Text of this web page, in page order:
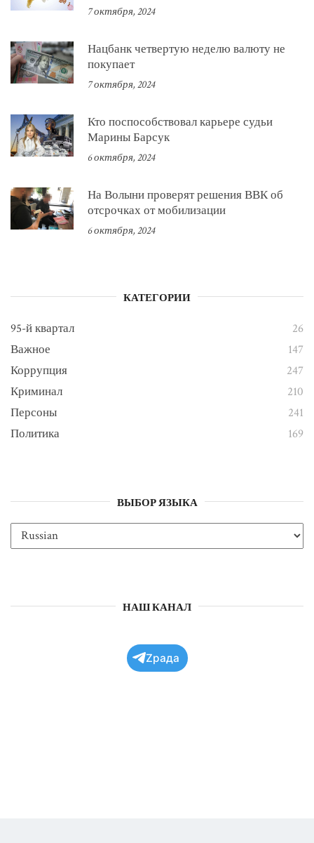
7 октября, 2024
Нацбанк четвертую неделю валюту не
покупает
7 октября, 2024
Кто поспособствовал карьере судьи
Марины Барсук
6 октября, 2024
На Волыни проверят решения ВВК об
отсрочках от мобилизации
6 октября, 2024
КАТЕГОРИИ
95-й квартал
26
Важное
147
Коррупция
247
Криминал
210
Персоны
241
Политика
169
ВЫБОР ЯЗЫКА
НАШ КАНАЛ
Zрада